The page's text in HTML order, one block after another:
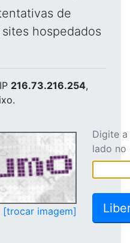
de
hospedados
216.73.216.254,
[trocar imagem]
Digite
lado no